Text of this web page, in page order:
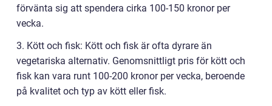
förvänta sig att spendera cirka 100-150 kronor per
vecka.
3. Kött och fisk: Kött och fisk är ofta dyrare än
vegetariska alternativ. Genomsnittligt pris för kött och
fisk kan vara runt 100-200 kronor per vecka, beroende
på kvalitet och typ av kött eller fisk.